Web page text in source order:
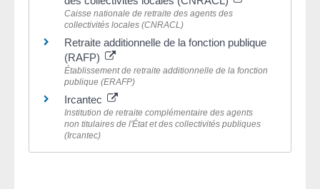
Caisse nationale de retraite des agents des
collectivités locales (CNRACL)
Retraite additionnelle de la fonction publique
(RAFP)
Établissement de retraite additionnelle de la fonction
publique (ERAFP)
Ircantec
Institution de retraite complémentaire des agents
non titulaires de l'État et des collectivités publiques
(Ircantec)